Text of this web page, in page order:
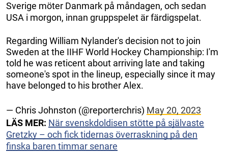
Sverige möter Danmark på måndagen, och sedan
USA i morgon, innan gruppspelet är färdigspelat.
Regarding William Nylander's decision not to join
Sweden at the IIHF World Hockey Championship: I'm
told he was reticent about arriving late and taking
someone's spot in the lineup, especially since it may
have belonged to his brother Alex.
— Chris Johnston (@reporterchris) May 20, 2023
LÄS MER: När svenskdoldisen stötte på självaste
Gretzky – och fick tidernas överraskning på den
finska baren timmar senare